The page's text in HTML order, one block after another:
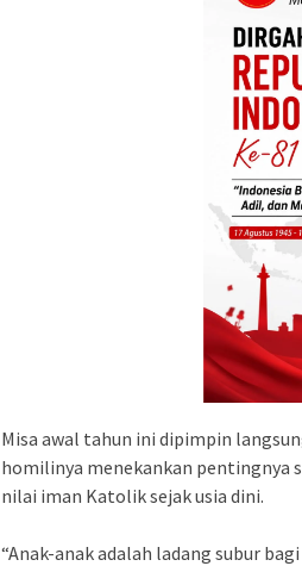
Misa awal tahun ini dipimpin
homilinya menekankan pentingnya
nilai iman Katolik sejak usia dini.
“Anak-anak adalah ladang subur